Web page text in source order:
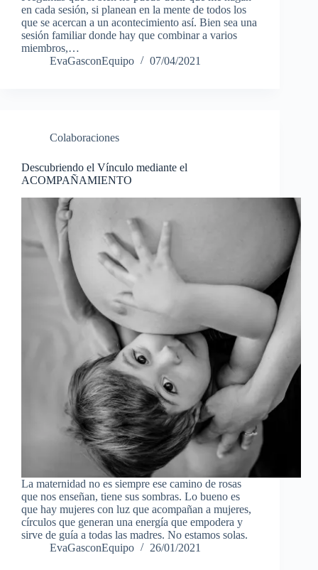
en cada sesión, si planean en la mente de todos los
que se acercan a un acontecimiento así. Bien sea una
sesión familiar donde hay que combinar a varios
miembros,…
EvaGasconEquipo
07/04/2021
Colaboraciones
Descubriendo el Vínculo mediante el
ACOMPAÑAMIENTO
La maternidad no es siempre ese camino de rosas
que nos enseñan, tiene sus sombras. Lo bueno es
que hay mujeres con luz que acompañan a mujeres,
círculos que generan una energía que empodera y
sirve de guía a todas las madres. No estamos solas.
EvaGasconEquipo
26/01/2021